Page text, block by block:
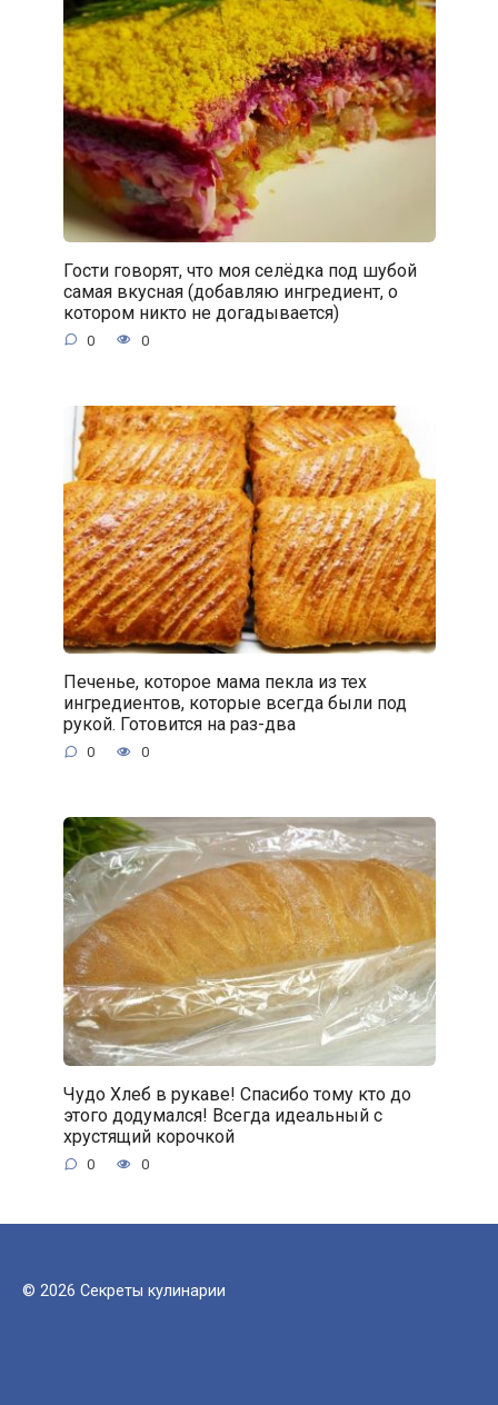
Гости говорят, что моя селёдка под шубой
самая вкусная (добавляю ингредиент, о
котором никто не догадывается)
0 0
Печенье, которое мама пекла из тех
ингредиентов, которые всегда были под
рукой. Готовится на раз-два
0 0
Чудо Хлеб в рукаве! Спасибо тому кто до
этого додумался! Всегда идеальный с
хрустящий корочкой
0 0
© 2026 Секреты кулинарии